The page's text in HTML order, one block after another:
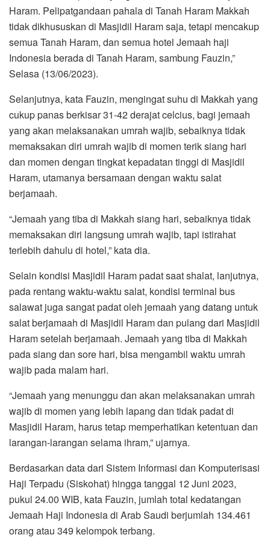
Haram. Pelipatgandaan pahala di Tanah Haram Makkah
tidak dikhususkan di Masjidil Haram saja, tetapi mencakup
semua Tanah Haram, dan semua hotel Jemaah haji
Indonesia berada di Tanah Haram, sambung Fauzin,”
Selasa (13/06/2023).
Selanjutnya, kata Fauzin, mengingat suhu di Makkah yang
cukup panas berkisar 31-42 derajat celcius, bagi jemaah
yang akan melaksanakan umrah wajib, sebaiknya tidak
memaksakan diri umrah wajib di momen terik siang hari
dan momen dengan tingkat kepadatan tinggi di Masjidil
Haram, utamanya bersamaan dengan waktu salat
berjamaah.
“Jemaah yang tiba di Makkah siang hari, sebaiknya tidak
memaksakan diri langsung umrah wajib, tapi istirahat
terlebih dahulu di hotel,” kata dia.
Selain kondisi Masjidil Haram padat saat shalat, lanjutnya,
pada rentang waktu-waktu salat, kondisi terminal bus
salawat juga sangat padat oleh jemaah yang datang untuk
salat berjamaah di Masjidil Haram dan pulang dari Masjidil
Haram setelah berjamaah. Jemaah yang tiba di Makkah
pada siang dan sore hari, bisa mengambil waktu umrah
wajib pada malam hari.
“Jemaah yang menunggu dan akan melaksanakan umrah
wajib di momen yang lebih lapang dan tidak padat di
Masjidil Haram, harus tetap memperhatikan ketentuan dan
larangan-larangan selama ihram,” ujarnya.
Berdasarkan data dari Sistem Informasi dan Komputerisasi
Haji Terpadu (Siskohat) hingga tanggal 12 Juni 2023,
pukul 24.00 WIB, kata Fauzin, jumlah total kedatangan
Jemaah Haji Indonesia di Arab Saudi berjumlah 134.461
orang atau 349 kelompok terbang.